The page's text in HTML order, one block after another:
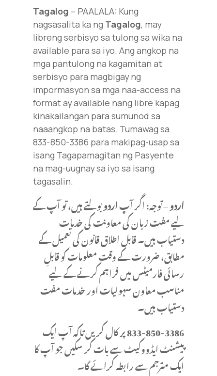
Tagalog – PAALALA: Kung
nagsasalita ka ng Tagalog, may
libreng serbisyo sa tulong sa wika na
available para sa iyo. Ang angkop na
mga pantulong na kagamitan at
serbisyo para magbigay ng
impormasyon sa mga naa-access na
format ay available nang libre kapag
kinakailangan para sumunod sa
naaangkop na batas. Tumawag sa
833-850-3386 para makipag-usap sa
isang Tagapamagitan ng Pasyente
na mag-uugnay sa iyo sa isang
tagasalin.
اردو– توجہ: اگر آپاردوبولتے ہیں، تو آپ کے
لیے مفت زبان کی معاونت کی خدمات
دستیاب ہیں۔ قابلِ اطلاق قانون کی تعمیل کے
مطابق، ضرورت کے وقت معلومات کو قابلِ
رسائی فارمیٹس میں فراہم کرنے کے لیے
مناسب معاون سہولیات اور خدمات مفت
دستیاب ہیں۔
833-850-3386پر کال کریں تاکہ آپ ایک
پیشنٹ ایڈووکیٹ سے بات کر سکیں جو آپ کا
ایک مترجم سے رابطہ کرائے گا۔